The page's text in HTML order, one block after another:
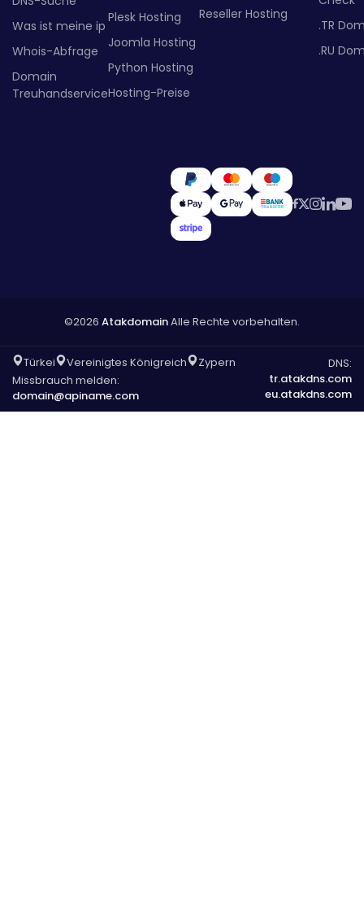
Was ist meine ip
Whois-Abfrage
Domain
Treuhandservice
Plesk Hosting
Joomla Hosting
Python Hosting
Hosting-Preise
Reseller Hosting
.TR
.RU
©2026 AtakdomainAlle Rechte vorbehalten.
Türkei Vereinigtes Königreich
Zypern
Missbrauch melden:
domain@apiname.com
DNS:
tr.atakdns.com
eu.atakdns.com